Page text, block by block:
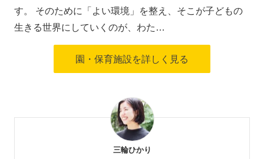
す。 そのために「よい環境」を整え、そこが子どもの
生きる世界にしていくのが、わた…
園・保育施設を詳しく見る
三輪ひかり